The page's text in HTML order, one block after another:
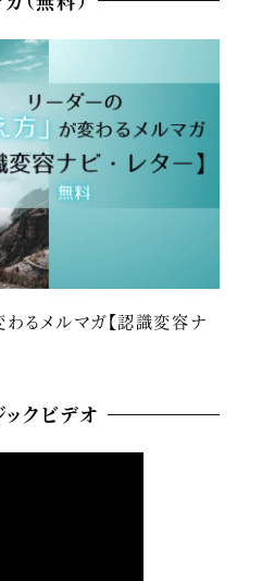
わるメルマガ【認識変容ナ
ックビデオ